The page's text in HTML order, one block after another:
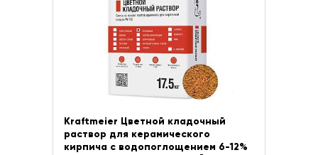
Kraftmeier Цветной кладочный
раствор для керамического
кирпича с водопоглощением 6-12%